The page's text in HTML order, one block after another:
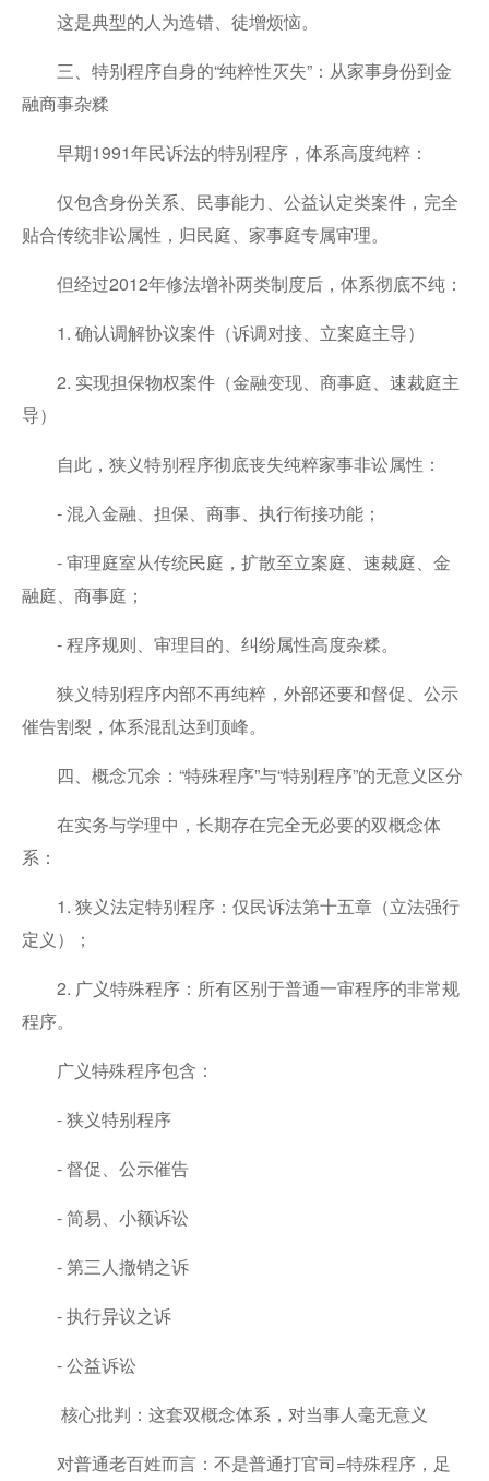
这是典型的人为造错、徒增烦恼。
三、特别程序自身的“纯粹性灭失”：从家事身份到金
融商事杂糅
早期1991年民诉法的特别程序，体系高度纯粹：
仅包含身份关系、民事能力、公益认定类案件，完全
贴合传统非讼属性，归民庭、家事庭专属审理。
但经过2012年修法增补两类制度后，体系彻底不纯：
1. 确认调解协议案件（诉调对接、立案庭主导）
2. 实现担保物权案件（金融变现、商事庭、速裁庭主
导）
自此，狭义特别程序彻底丧失纯粹家事非讼属性：
- 混入金融、担保、商事、执行衔接功能；
- 审理庭室从传统民庭，扩散至立案庭、速裁庭、金
融庭、商事庭；
- 程序规则、审理目的、纠纷属性高度杂糅。
狭义特别程序内部不再纯粹，外部还要和督促、公示
催告割裂，体系混乱达到顶峰。
四、概念冗余：“特殊程序”与“特别程序”的无意义区分
在实务与学理中，长期存在完全无必要的双概念体
系：
1. 狭义法定特别程序：仅民诉法第十五章（立法强行
定义）；
2. 广义特殊程序：所有区别于普通一审程序的非常规
程序。
广义特殊程序包含：
- 狭义特别程序
- 督促、公示催告
- 简易、小额诉讼
- 第三人撤销之诉
- 执行异议之诉
- 公益诉讼
核心批判：这套双概念体系，对当事人毫无意义
对普通老百姓而言：不是普通打官司=特殊程序，足